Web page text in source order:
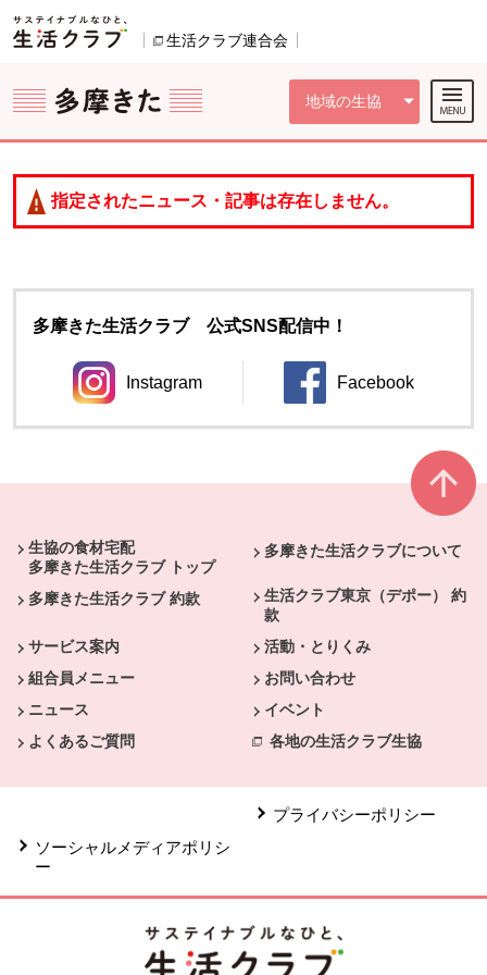
ページの先頭です。
生活クラブ連合会
地域の生協
ここからサイト内共通メニューです。
サイト内共通メニューをスキップする
サイト内共通メニューここまで。
指定されたニュース・記事は存在しません。
多摩きた生活クラブ 公式SNS配信中！
Instagram
別のウィンドウで開きます。
Facebook
別のウィンドウ
生協の食材宅配
多摩きた生活クラブ トップ
多摩きた生活クラブについて
多摩きた生活クラブ 約款
生活クラブ東京（デポー） 約
款
サービス案内
活動・とりくみ
組合員メニュー
お問い合わせ
ニュース
イベント
よくあるご質問
各地の生活クラブ生協
プライバシーポリシー
ソーシャルメディアポリシ
ー